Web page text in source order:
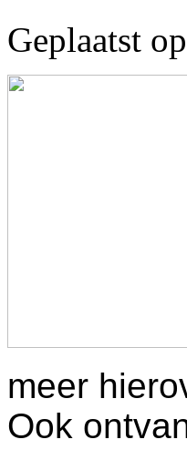
Geplaatst op
meer
Ook